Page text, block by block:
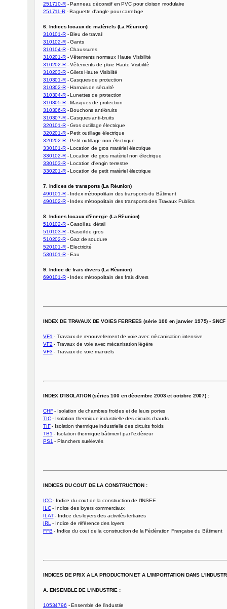
251710-R
251711-R - Baguette d'angle pour carrelage
6. Indices locaux de matèriels (La Rèunion)
310101-R
310102-R
- Gants
310104-R
310201-R
310202-R
310203-R
310301-R
310302-R
310304-R
310305-R
310306-R
- Bouchons anti-bruits
310307-R
- Casques anti-bruits
320101-R
320201-R
320202-R
330101-R
330102-R
330103-R
330201-R - Location de petit matèriel électrique
7. Indices de transports (La Rèunion)
490101-R
- Index mètropolitain des transports du Bâtiment
490102-R - Index mètropolitain des transports des Travaux Publics
8. Indices locaux d'ènergie (La Rèunion)
510102-R
510103-R
- Gasoil de gros
510202-R
520101-R
530101-R - Eau
9. Indice de frais divers (La Rèunion)
690101-R - Index mètropolitain des frais divers
INDEX DE TRAVAUX DE VOIES FERREES (sèrie 100 en janvier 1975) - SNCF
VF1
VF2
VF3 - Travaux de voie manuels
INDEX D'ISOLATION (séries 100 en dècembre 2003 et octobre 2007) :
CHF
TIC
- Isolation thermique industrielle des circuits chauds
TIF
- Isolation thermique industrielle des circuits froids
TB1
- Isolation thermique bâtiment par l'extèrieur
PS1 - Planchers surèlevès
INDICES DU COUT DE LA CONSTRUCTION :
ICC
- Indice du cout de la construction de l'INSEE
ILC
ILAT
IRL
- Indice de rèfèrence des loyers
FFB - Indice du cout de la construction de la Fèdèration Française du Bâtiment
INDICES DE PRIX A LA PRODUCTION ET A L'IMPORTATION DANS
A. ENSEMBLE DE L'INDUSTRIE :
10534796